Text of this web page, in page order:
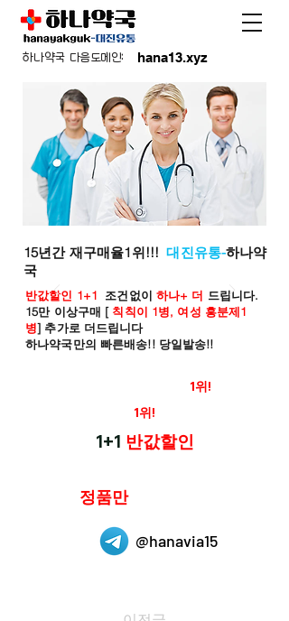
hana13.xyz
하나약국 다음도메인:
15년간 재구매율1위!!!대진유통-하나약
국
반값할인 1+1 조건없이 하나+ 더 드립니다.
15만 이상구매 [ 칙칙이 1병, 여성 흥분제1
병] 추가로 더드립니다
하나약국만의 빠른배송!! 당일발송!!
1위!
1위!
1+1 반값할인
정품만
@hanavia15